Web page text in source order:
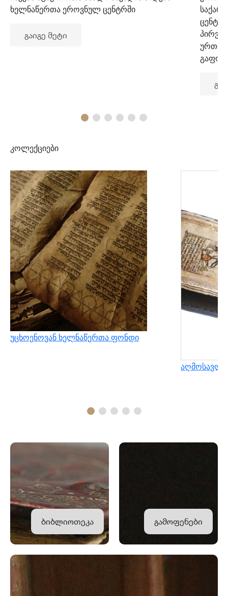
ხელნაწერთა ეროვნულ ცენტრში
გაიგე მეტი
კოლექციები
უცხოენოვან ხელნაწერთა ფონდი
ბიბლიოთეკა გამოფენები